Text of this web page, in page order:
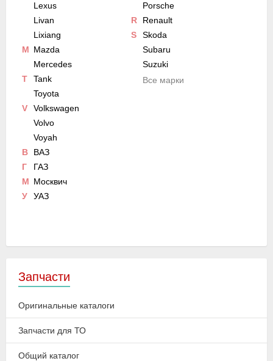
Lexus
Livan
Lixiang
M Mazda
Mercedes
Porsche
R
Renault
S
Skoda
Subaru
Suzuki
T
Tank
Toyota
V
Volkswagen
Volvo
Voyah
В
ВАЗ
Г
ГАЗ
М Москвич
У
УАЗ
Все марки
Запчасти
Оригинальные каталоги
Запчасти для ТО
Общий каталог